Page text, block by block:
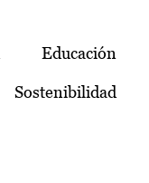
Educación
Sostenibilidad